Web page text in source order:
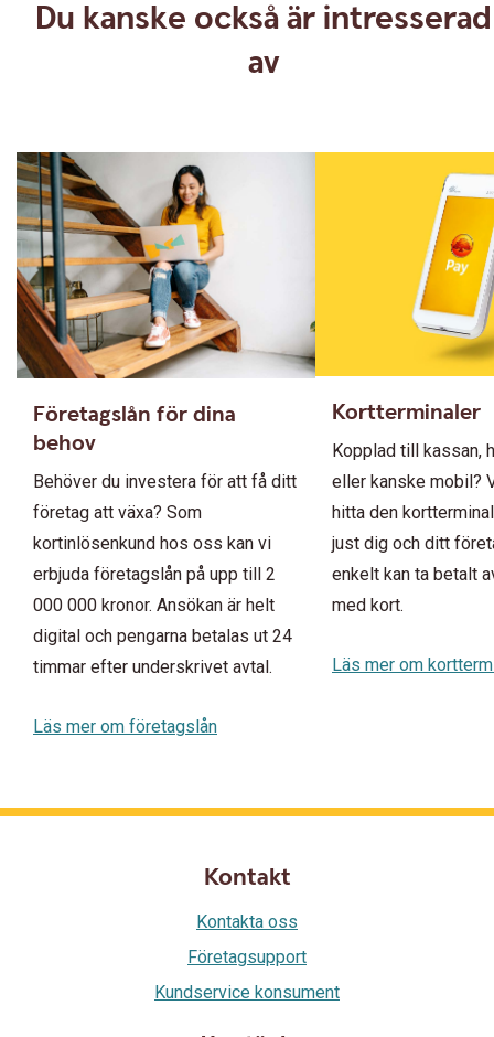
Du kanske också är intresserad
av
Företagslån för dina
behov
Behöver du investera för att få ditt
företag att växa? Som
kortinlösenkund hos oss kan vi
erbjuda företagslån på upp till 2
000 000 kronor. Ansökan är helt
digital och pengarna betalas ut 24
timmar efter underskrivet avtal.
Läs mer om företagslån
Kortterminaler
Kopplad till kassan,
eller kanske mobil?
hitta den
just dig och ditt
enkelt kan ta betalt
med kort.
Läs mer om
Kontakt
Kontakta oss
Företagsupport
Kundservice konsument